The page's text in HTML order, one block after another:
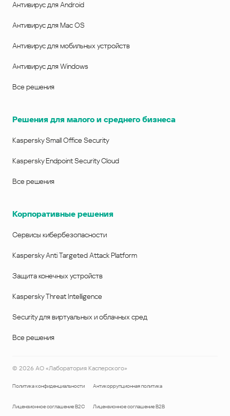
Антивирус для Android
Антивирус для Mac OS
Антивирус для мобильных устройств
Антивирус для Windows
Все решения
Решения для малого и среднего бизнеса
Kaspersky Small Office Security
Kaspersky Endpoint Security Cloud
Все решения
Корпоративные решения
Сервисы кибербезопасности
Kaspersky Anti Targeted Attack Platform
Защита конечных устройств
Kaspersky Threat Intelligence
Security для виртуальных и облачных сред
Все решения
© 2026 АО «Лаборатория Касперского»
Политика конфиденциальности Антикоррупционная политика
Лицензионное соглашение B2C Лицензионное соглашение B2B